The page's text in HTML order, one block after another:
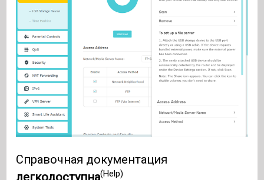
Справочная документация
легкодоступна(Help)